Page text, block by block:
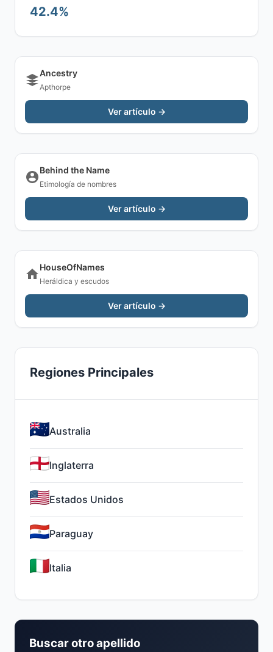
42.4%
Ancestry
Apthorpe
Ver artículo →
Behind the Name
Etimología de nombres
Ver artículo →
HouseOfNames
Heráldica y escudos
Ver artículo →
Regiones Principales
Australia
Inglaterra
Estados Unidos
Paraguay
Italia
Buscar otro apellido